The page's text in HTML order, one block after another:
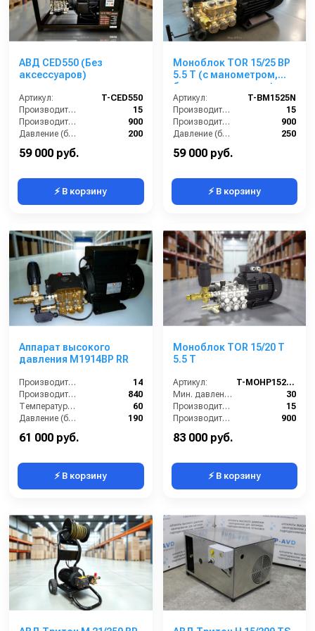
АВД CED550 (Без
аксессуаров)
Артикул:
T-CED550
Производительность (л/мин):
15
Производительность (л/ч):
900
Давление (бар):
200
59 000 руб.
⚡ В корзину
Моноблок TOR 15/25 BP
5.5 T (с манометром,
без кнопки запуска)
Артикул:
T-BM1525N
Производительность (л/мин):
15
Производительность (л/ч):
900
Давление (бар):
250
59 000 руб.
⚡ В корзину
Аппарат высокого
давления M1914BP RR
Производительность (л/мин):
14
Производительность (л/ч):
840
Температура (°C):
60
Давление (бар):
190
61 000 руб.
⚡ В корзину
Моноблок TOR 15/20 T
5.5 T
Артикул:
T-MOHP1520RN
Мин. давление (бар):
30
Производительность (л/мин):
15
Производительность (л/ч):
900
Давление (бар):
83 000 руб.
⚡ В корзину